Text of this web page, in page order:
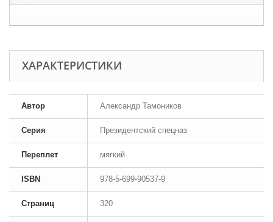
ХАРАКТЕРИСТИКИ
Автор Александр Тамоников
Серия Президентский спецназ
Переплет мягкий
ISBN 978-5-699-90537-9
Страниц 320